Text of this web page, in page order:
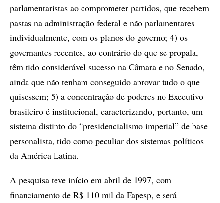
parlamentaristas ao comprometer partidos, que recebem
pastas na administração federal e não parlamentares
individualmente, com os planos do governo; 4) os
governantes recentes, ao contrário do que se propala,
têm tido considerável sucesso na Câmara e no Senado,
ainda que não tenham conseguido aprovar tudo o que
quisessem; 5) a concentração de poderes no Executivo
brasileiro é institucional, caracterizando, portanto, um
sistema distinto do “presidencialismo imperial” de base
personalista, tido como peculiar dos sistemas políticos
da América Latina.
A pesquisa teve início em abril de 1997, com
financiamento de R$ 110 mil da Fapesp, e será